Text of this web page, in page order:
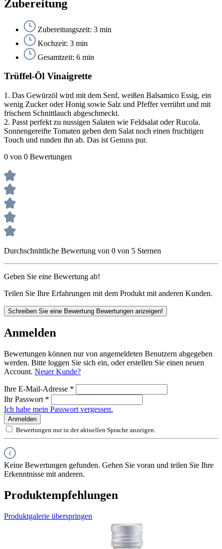
Zubereitung
Zubereitungszeit: 3 min
Kochzeit: 3 min
Gesamtzeit: 6 min
Trüffel-Öl Vinaigrette
1. Das Gewürzöl wird mit dem Senf, weißen Balsamico Essig, ein
wenig Zucker oder Honig sowie Salz und Pfeffer verrührt und mit
frischem Schnittlauch abgeschmeckt.
2. Passt perfekt zu nussigen Salaten wie Feldsalat oder Rucola.
Sonnengereifte Tomaten geben dem Salat noch einen fruchtigen
Touch und runden ihn ab. Das ist Genuss pur.
0 von 0 Bewertungen
Durchschnittliche Bewertung von 0 von 5 Sternen
Geben Sie eine Bewertung ab!
Teilen Sie Ihre Erfahrungen mit dem Produkt mit anderen Kunden.
Schreiben Sie eine Bewertung Bewertungen anzeigen!
Anmelden
Bewertungen können nur von angemeldeten Benutzern abgegeben
werden. Bitte loggen Sie sich ein, oder erstellen Sie einen neuen
Account. Neuer Kunde?
Ihre E-Mail-Adresse *
Ihr Passwort *
Ich habe mein Passwort vergessen.
Anmelden
Bewertungen nur in der aktuellen Sprache anzeigen.
Keine Bewertungen gefunden. Gehen Sie voran und teilen Sie Ihre
Erkenntnisse mit anderen.
Produktempfehlungen
Produktgalerie überspringen